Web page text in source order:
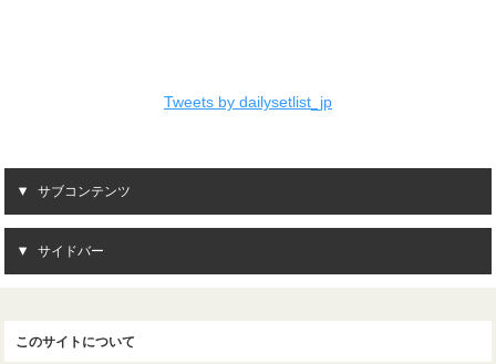
Tweets by dailysetlist_jp
サブコンテンツ
サイドバー
このサイトについて